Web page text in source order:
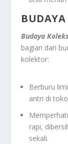
BUDAYA
Budaya
bagian dari
kolektor:
Berburu
antri di
rapi,
sekali.